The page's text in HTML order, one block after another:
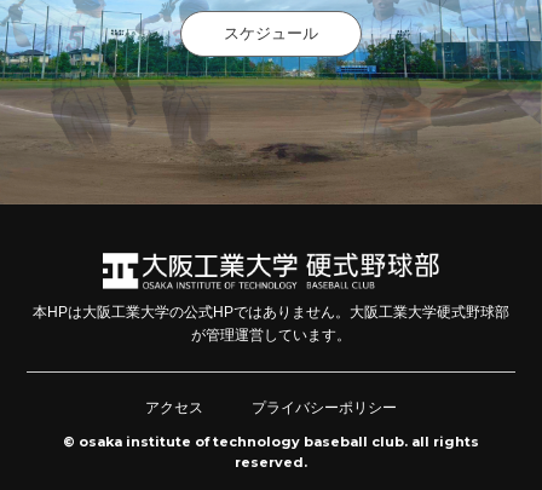
スケジュール
本HPは大阪工業大学の公式HPではありません。大阪工業大学硬式野球部
が管理運営しています。
アクセス
プライバシーポリシー
© osaka institute of technology baseball club. all rights
reserved.